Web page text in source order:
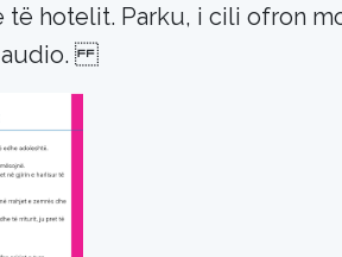
të hotelit. Parku, i cili ofron
audio.